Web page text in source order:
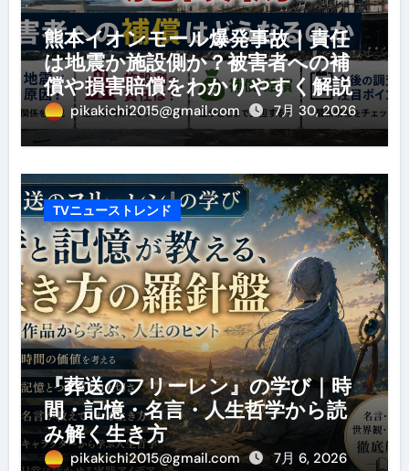
熊本イオンモール爆発事故｜責任
は地震か施設側か？被害者への補
償や損害賠償をわかりやすく解説
pikakichi2015@gmail.com 7月 30, 2026
TVニューストレンド
『葬送のフリーレン』の学び｜時
間・記憶・名言・人生哲学から読
み解く生き方
pikakichi2015@gmail.com 7月 6, 2026